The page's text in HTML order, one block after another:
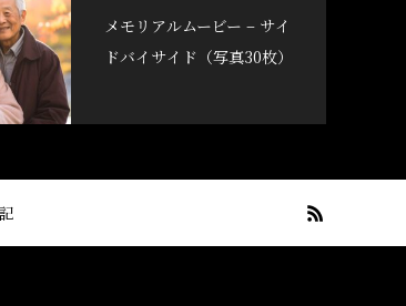
メモリアルムービー – サイ
ドバイサイド（写真30枚）